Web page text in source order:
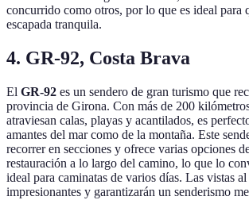
concurrido como otros, por lo que es ideal para
escapada tranquila.
4. GR-92, Costa Brava
El GR-92 es un sendero de gran turismo que
provincia de Girona. Con más de 200
atraviesan calas, playas y acantilados, es
amantes del mar como de la montaña. Este
recorrer en secciones y ofrece varias opciones
restauración a lo largo del camino, lo que lo
ideal para caminatas de varios días. Las vistas
impresionantes y garantizarán un senderismo